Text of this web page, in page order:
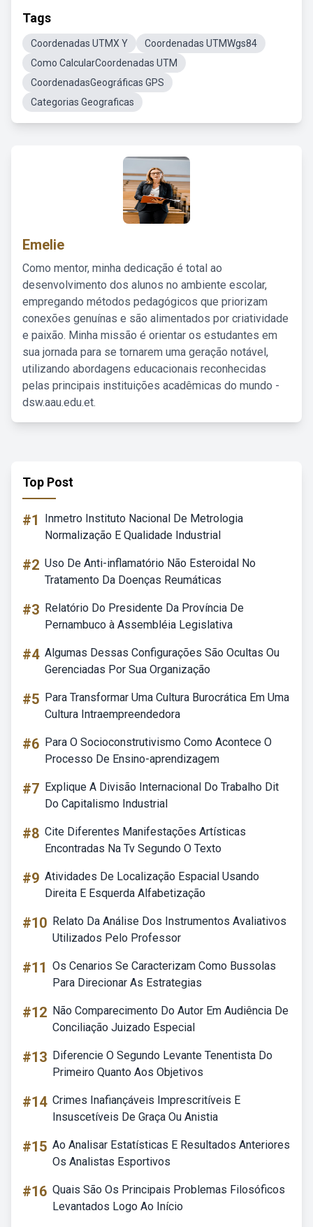
Tags
Coordenadas UTMX Y
Coordenadas UTMWgs84
Como CalcularCoordenadas UTM
CoordenadasGeográficas GPS
Categorias Geograficas
Emelie
Como mentor, minha dedicação é total ao
desenvolvimento dos alunos no ambiente escolar,
empregando métodos pedagógicos que priorizam
conexões genuínas e são alimentados por criatividade
e paixão. Minha missão é orientar os estudantes em
sua jornada para se tornarem uma geração notável,
utilizando abordagens educacionais reconhecidas
pelas principais instituições acadêmicas do mundo -
dsw.aau.edu.et.
Top Post
#1
Inmetro Instituto Nacional De Metrologia
Normalização E Qualidade Industrial
#2 Uso De Anti-inflamatório Não Esteroidal No
Tratamento Da Doenças Reumáticas
#3 Relatório Do Presidente Da Província De
Pernambuco à Assembléia Legislativa
#4 Algumas Dessas Configurações São Ocultas Ou
Gerenciadas Por Sua Organização
#5 Para Transformar Uma Cultura Burocrática Em Uma
Cultura Intraempreendedora
#6 Para O Socioconstrutivismo Como Acontece O
Processo De Ensino-aprendizagem
#7 Explique A Divisão Internacional Do Trabalho Dit
Do Capitalismo Industrial
#8 Cite Diferentes Manifestações Artísticas
Encontradas Na Tv Segundo O Texto
#9 Atividades De Localização Espacial Usando
Direita E Esquerda Alfabetização
#10 Relato Da Análise Dos Instrumentos Avaliativos
Utilizados Pelo Professor
#11 Os Cenarios Se Caracterizam Como Bussolas
Para Direcionar As Estrategias
#12 Não Comparecimento Do Autor Em Audiência De
Conciliação Juizado Especial
#13 Diferencie O Segundo Levante Tenentista Do
Primeiro Quanto Aos Objetivos
#14 Crimes Inafiançáveis Imprescritíveis E
Insuscetíveis De Graça Ou Anistia
#15 Ao Analisar Estatísticas E Resultados Anteriores
Os Analistas Esportivos
#16 Quais São Os Principais Problemas Filosóficos
Levantados Logo Ao Início